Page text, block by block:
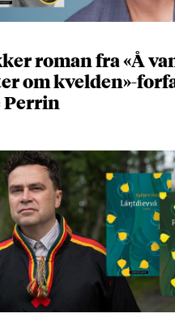
roman fra «Å
om kvelden»-
Perrin